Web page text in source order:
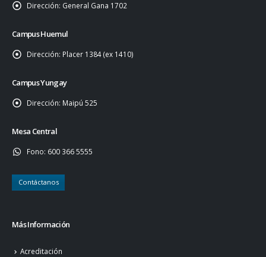
Dirección: General Gana 1702
Campus Huemul
Dirección: Placer 1384 (ex 1410)
Campus Yungay
Dirección: Maipú 525
Mesa Central
Fono: 600 366 5555
Contáctanos
Más Información
Acreditación